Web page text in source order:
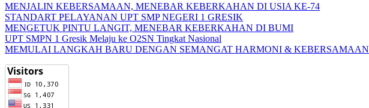
MENJALIN KEBERSAMAAN, MENEBAR KEBERKAHAN DI USIA KE-74
STANDART PELAYANAN UPT SMP NEGERI 1 GRESIK
MENGETUK PINTU LANGIT, MENEBAR KEBERKAHAN DI BUMI
UPT SMPN 1 Gresik Melaju ke O2SN Tingkat Nasional
MEMULAI LANGKAH BARU DENGAN SEMANGAT HARMONI & KEBERSAMAAN